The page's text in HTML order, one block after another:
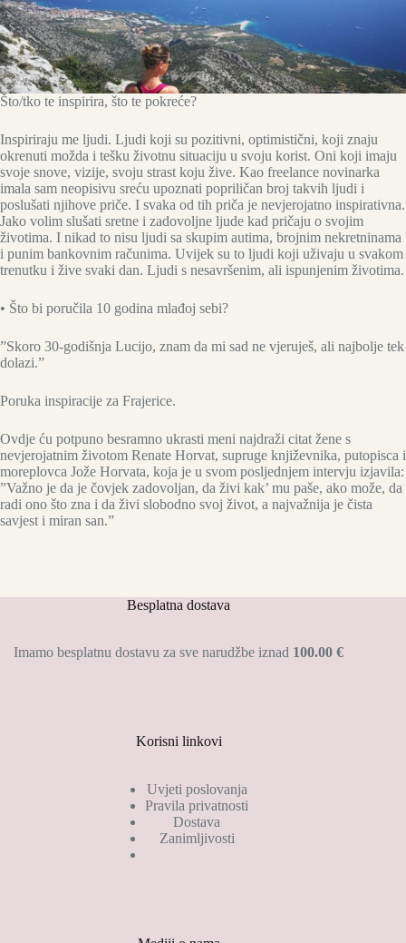
Što/tko te inspirira, što te pokreće?
Inspiriraju me ljudi. Ljudi koji su pozitivni, optimistični, koji znaju
okrenuti možda i tešku životnu situaciju u svoju korist. Oni koji imaju
svoje snove, vizije, svoju strast koju žive. Kao freelance novinarka
imala sam neopisivu sreću upoznati popriličan broj takvih ljudi i
poslušati njihove priče. I svaka od tih priča je nevjerojatno inspirativna.
Jako volim slušati sretne i zadovoljne ljude kad pričaju o svojim
životima. I nikad to nisu ljudi sa skupim autima, brojnim nekretninama
i punim bankovnim računima. Uvijek su to ljudi koji uživaju u svakom
trenutku i žive svaki dan. Ljudi s nesavršenim, ali ispunjenim životima.
• Što bi poručila 10 godina mlađoj sebi?
”Skoro 30-godišnja Lucijo, znam da mi sad ne vjeruješ, ali najbolje tek
dolazi.”
Poruka inspiracije za Frajerice.
Ovdje ću potpuno besramno ukrasti meni najdraži citat žene s
nevjerojatnim životom Renate Horvat, supruge književnika, putopisca i
moreplovca Jože Horvata, koja je u svom posljednjem intervju izjavila:
”Važno je da je čovjek zadovoljan, da živi kak’ mu paše, ako može, da
radi ono što zna i da živi slobodno svoj život, a najvažnija je čista
savjest i miran san.”
Besplatna dostava
Imamo besplatnu dostavu za sve narudžbe iznad 100.00 €
Korisni linkovi
Uvjeti poslovanja
Pravila privatnosti
Dostava
Zanimljivosti